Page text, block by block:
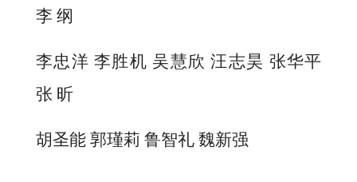
李 纲
李忠洋 李胜机 吴慧欣 汪志昊 张华平
张 昕
胡圣能 郭瑾莉 鲁智礼 魏新强